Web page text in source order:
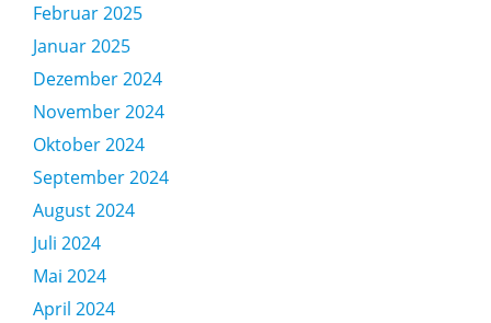
Februar 2025
Januar 2025
Dezember 2024
November 2024
Oktober 2024
September 2024
August 2024
Juli 2024
Mai 2024
April 2024